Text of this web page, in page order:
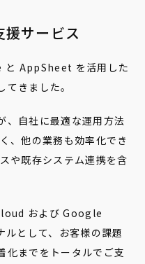
サービス
AppSheet を活用した
きました。
、自社に最適な運用方法
、他の業務も効率化でき
や既存システム連携を含
および Google
として、お客様の課題
化までをトータルでご支